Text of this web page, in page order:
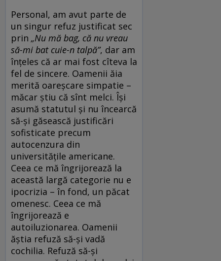
Personal, am avut parte de
un singur refuz justificat sec
prin „Nu mă bag, că nu vreau
să-mi bat cuie-n talpă”, dar am
înțeles că ar mai fost cîteva la
fel de sincere. Oamenii ăia
merită oareșcare simpatie –
măcar știu că sînt melci. Își
asumă statutul și nu încearcă
să-și găsească justificări
sofisticate precum
autocenzura din
universitățile americane.
Ceea ce mă îngrijorează la
această largă categorie nu e
ipocrizia – în fond, un păcat
omenesc. Ceea ce mă
îngrijorează e
autoiluzionarea. Oamenii
ăștia refuză să-și vadă
cochilia. Refuză să-și